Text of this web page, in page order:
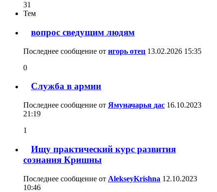
31
Тем
вопрос сведущим людям
Последнее сообщение от игорь отец 13.02.2026 15:35
0
Служба в армии
Последнее сообщение от Ямуначарья дас 16.10.2023
21:19
1
Ищу практический курс развития
сознания Кришны
Последнее сообщение от AlekseyKrishna 12.10.2023
10:46